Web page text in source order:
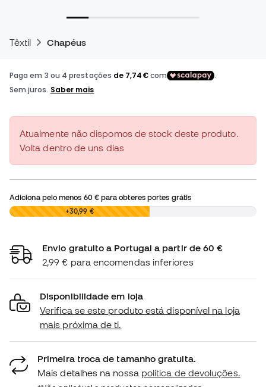
Têxtil Chapéus
Atualmente não dispomos de stock deste produto.
Volta dentro de uns dias
Adiciona pelo menos 60 €para obteres portes grátis
0,00 € +30,99 €
Envio gratuito a Portugal a partir de 60 €
2,99 € para encomendas inferiores
Disponibilidade em loja
Verifica se este produto está disponível na loja
mais próxima de ti.
Primeira troca de tamanho gratuita.
Mais detalhes na nossa política de devoluções.